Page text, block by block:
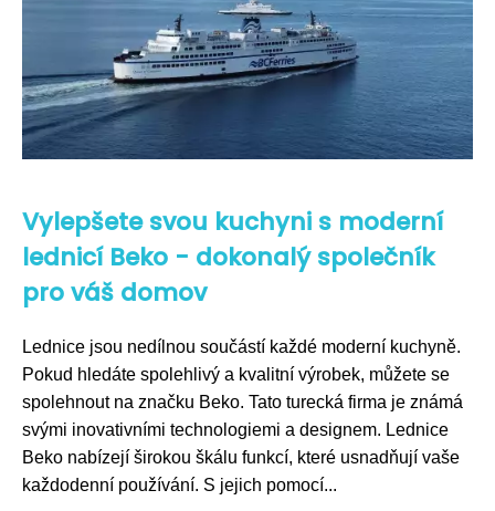
Vylepšete svou kuchyni s moderní
lednicí Beko - dokonalý společník
pro váš domov
Lednice jsou nedílnou součástí každé moderní kuchyně.
Pokud hledáte spolehlivý a kvalitní výrobek, můžete se
spolehnout na značku Beko. Tato turecká firma je známá
svými inovativními technologiemi a designem. Lednice
Beko nabízejí širokou škálu funkcí, které usnadňují vaše
každodenní používání. S jejich pomocí...